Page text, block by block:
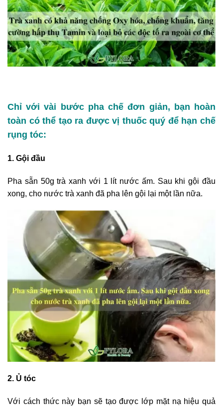
Chỉ với vài bước pha chế đơn giản, bạn hoàn
toàn có thể tạo ra được vị thuốc quý để hạn chế
rụng tóc:
1. Gội đầu
Pha sẵn 50g trà xanh với 1 lít nước ấm. Sau khi gội đầu
xong, cho nước trà xanh đã pha lên gội lại một lần nữa.
2. Ủ tóc
Với cách thức này bạn sẽ tạo được lớp mặt nạ hiệu quả